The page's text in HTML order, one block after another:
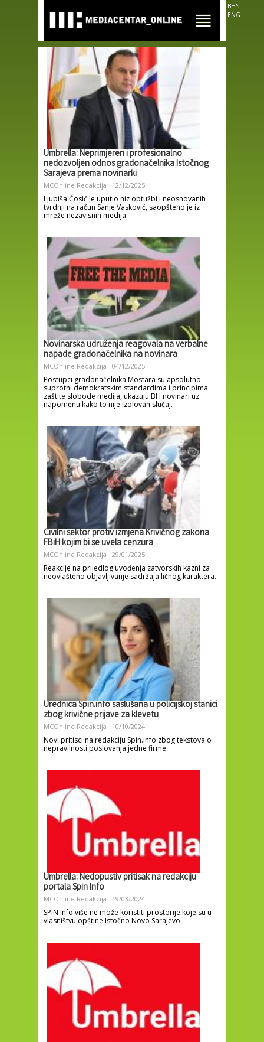
main
content
BHS
ENG
Umbrella: Neprimjeren i profesionalno
nedozvoljen odnos gradonačelnika Istočnog
Sarajeva prema novinarki
MCOnline Redakcija 12/12/2025
Ljubiša Ćosić je uputio niz optužbi i neosnovanih
tvrdnji na račun Sanje Vasković, saopšteno je iz
mreže nezavisnih medija
Novinarska udruženja reagovala na verbalne
napade gradonačelnika na novinara
MCOnline Redakcija 04/12/2025
Postupci gradonačelnika Mostara su apsolutno
suprotni demokratskim standardima i principima
zaštite slobode medija, ukazuju BH novinari uz
napomenu kako to nije izolovan slučaj.
Civilni sektor protiv izmjena Krivičnog zakona
FBiH kojim bi se uvela cenzura
MCOnline Redakcija 29/01/2025
Reakcije na prijedlog uvođenja zatvorskih kazni za
neovlašteno objavljivanje sadržaja ličnog karaktera.
Urednica Spin.info saslušana u policijskoj stanici
zbog krivične prijave za klevetu
MCOnline Redakcija 10/10/2024
Novi pritisci na redakciju Spin.info zbog tekstova o
nepravilnosti poslovanja jedne firme
Umbrella: Nedopustiv pritisak na redakciju
portala Spin Info
MCOnline Redakcija 19/03/2024
SPIN Info više ne može koristiti prostorije koje su u
vlasništvu opštine Istočno Novo Sarajevo